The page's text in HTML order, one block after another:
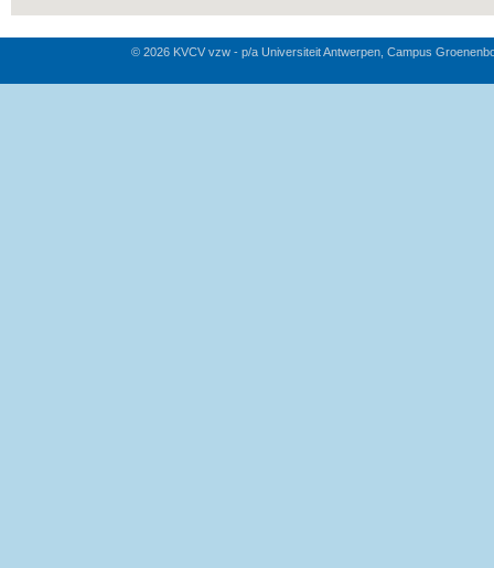
© 2026 KVCV vzw - p/a Universiteit Antwerpen, Campus